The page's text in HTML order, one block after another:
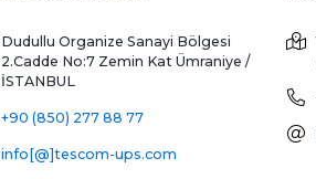
Dudullu Organize Sanayi Bölgesi
2.Cadde No:7 Zemin Kat Ümraniye /
İSTANBUL
+90 (850) 277 88 77
info[@]tescom-ups.com